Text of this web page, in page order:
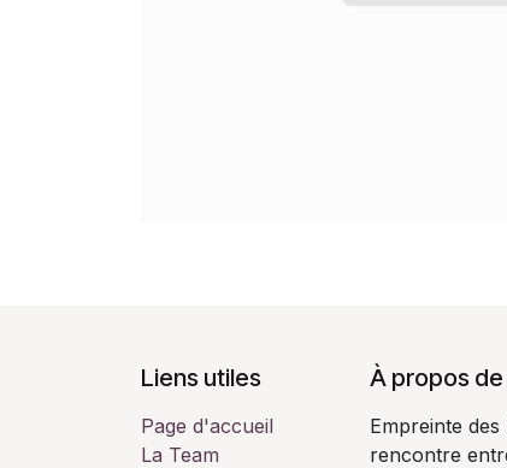
Liens utiles
Page d'accueil
La Team
À propos de
Empreinte
rencontre